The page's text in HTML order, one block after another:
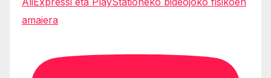
amaiera